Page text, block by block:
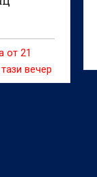
от 21
вечер
и